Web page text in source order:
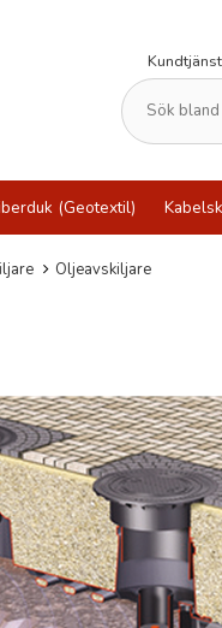
Kundtjänst
(Geotextil)
Oljeavskiljare